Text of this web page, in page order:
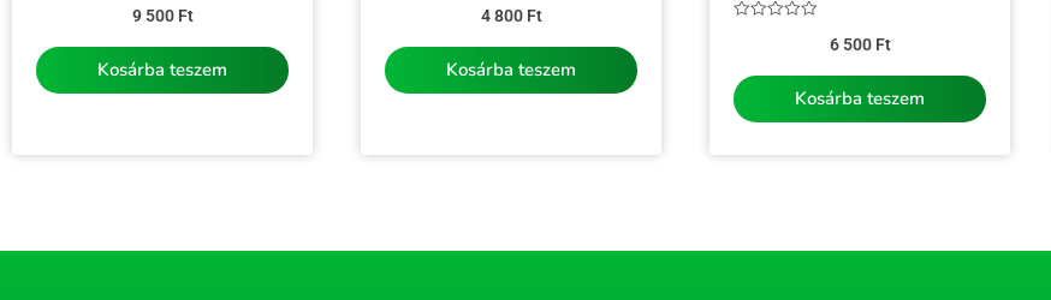
9 500 Ft
Kosárba teszem
4 800 Ft
Kosárba teszem
6 500 Ft
Kosárba teszem